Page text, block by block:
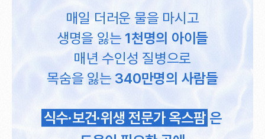
매일 더러운 물을 마시고
생명을 잃는 1천명의 아이들
매년 수인성 질병으로
목숨을 잃는 340만명의 사람들
식수·보건·위생 전문가 옥스팜 은